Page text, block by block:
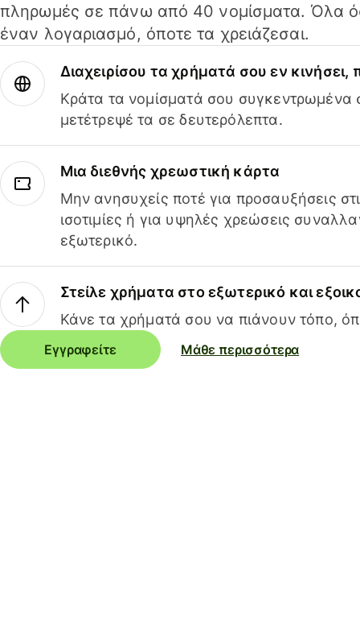
πληρωμές σε πάνω από 40 νομίσματα. Όλα
έναν λογαριασμό, όποτε τα χρειάζεσαι.
Διαχειρίσου τα χρήματά σου εν
Κράτα τα νομίσματά σου συγκεντρωμένα
μετέτρεψέ τα σε δευτερόλεπτα.
Μια διεθνής χρεωστική κάρτα
Μην ανησυχείς ποτέ για προσαυξήσεις
ισοτιμίες ή για υψηλές χρεώσεις
εξωτερικό.
Στείλε χρήματα στο εξωτερικό και
Κάνε τα χρήματά σου να πιάνουν τόπο,
Εγγραφείτε Μάθε περισσότερα